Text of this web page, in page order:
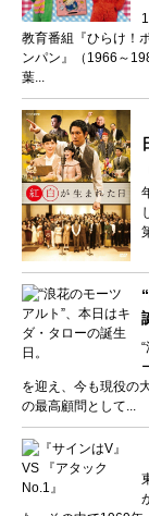
教育番組『ひらけ！
ンパン』（1966～
葉...
を迎え、今も現役の
の最高顧問として...